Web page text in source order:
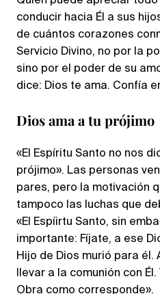
conducir hacia Él a sus
de cuántos corazones
Servicio Divino, no por la
sino por el poder de su
dice: Dios te ama. Confía
Dios ama a tu prójimo
«El Espíritu Santo no nos
prójimo». Las personas
pares, pero la motivación
tampoco las luchas que
«El Espíirtu Santo, sin
importante: Fíjate, a ese
Hijo de Dios murió para él.
llevar a la comunión con
Obra como corresponde».